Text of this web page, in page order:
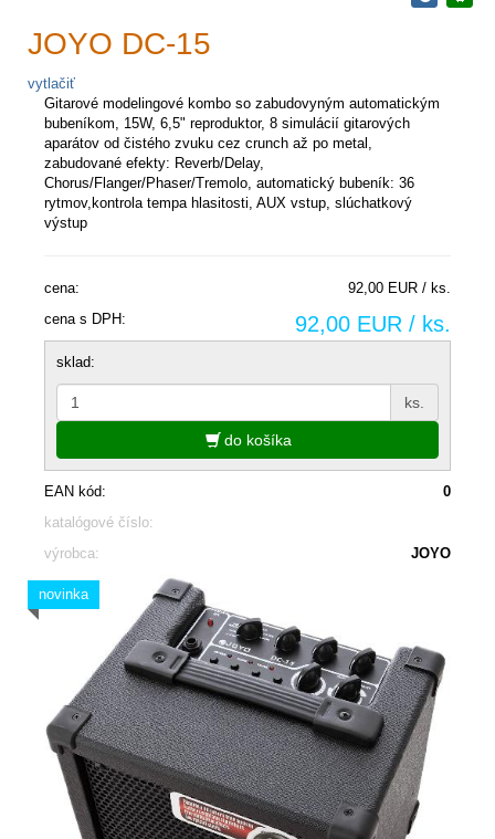
JOYO DC-15
vytlačiť
Gitarové modelingové kombo so zabudovyným automatickým
bubeníkom, 15W, 6,5" reproduktor, 8 simulácií gitarových
aparátov od čistého zvuku cez crunch až po metal,
zabudované efekty: Reverb/Delay,
Chorus/Flanger/Phaser/Tremolo, automatický bubeník: 36
rytmov,kontrola tempa hlasitosti, AUX vstup, slúchatkový
výstup
cena:
92,00 EUR / ks.
cena s DPH:
92,00 EUR / ks.
sklad:
ks.
do košíka
EAN kód:
0
katalógové číslo:
výrobca:
JOYO
novinka